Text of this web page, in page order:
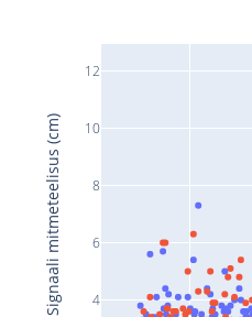
4
6
8
10
12
Signaali mitmeteelisus (cm)